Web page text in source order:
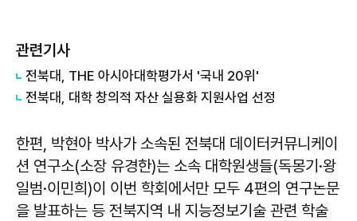
관련기사
전북대, THE 아시아대학평가서 '국내 20위'
전북대, 대학 창의적 자산 실용화 지원사업 선정
한편, 박현아 박사가 소속된 전북대 데이터커뮤니케이
션 연구소(소장 유경한)는 소속 대학원생들(독몽기·왕
일범·이민희)이 이번 학회에서만 모두 4편의 연구논문
을 발표하는 등 전북지역 내 지능정보기술 관련 학술